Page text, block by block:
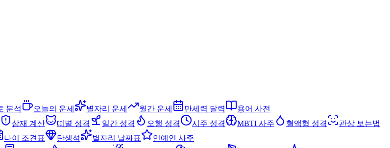
분석 오늘의 운세 별자리 운세 월간 운세 만세력 달력
용어 사전
삼재 계산 띠별 성격 일간 성격 오행 성격 시주 성격 MBTI 사주 혈액형 성격
관상 보는법
나이 조견표 탄생석 별자리 날짜표
연예인 사주